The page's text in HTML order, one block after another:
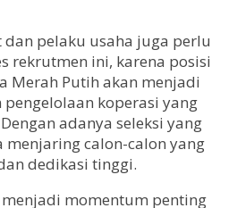
pelaku usaha juga perlu
rekrutmen ini, karena posisi
Merah Putih akan menjadi
koperasi yang
adanya seleksi yang
calon-calon yang
dedikasi tinggi.
menjadi momentum penting